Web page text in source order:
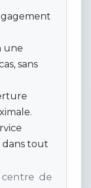
une
sans
dans tout
de